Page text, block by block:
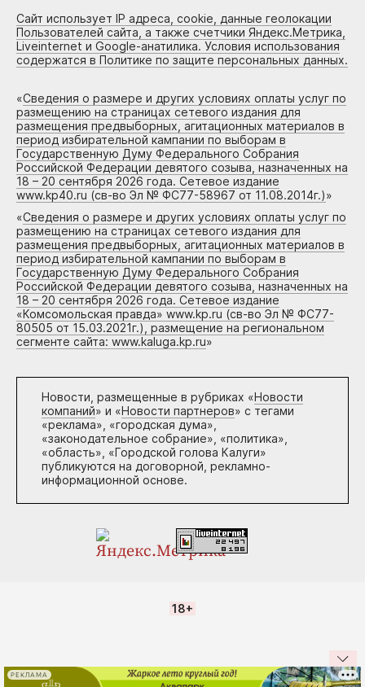
Сайт использует IP адреса, cookie, данные геолокации
Пользователей сайта, а также счетчики Яндекс.Метрика,
Liveinternet и Google-анатилика. Условия использования
содержатся в Политике по защите персональных данных.
«Сведения о размере и других условиях оплаты услуг по
размещению на страницах сетевого издания для
размещения предвыборных, агитационных материалов в
период избирательной кампании по выборам в
Государственную Думу Федерального Собрания
Российской Федерации девятого созыва, назначенных на
18 – 20 сентября 2026 года. Сетевое издание
www.kp40.ru (св-во Эл № ФС77-58967 от 11.08.2014г.)»
«Сведения о размере и других условиях оплаты услуг по
размещению на страницах сетевого издания для
размещения предвыборных, агитационных материалов в
период избирательной кампании по выборам в
Государственную Думу Федерального Собрания
Российской Федерации девятого созыва, назначенных на
18 – 20 сентября 2026 года. Сетевое издание
«Комсомольская правда» www.kp.ru (св-во Эл № ФС77-
80505 от 15.03.2021г.), размещение на региональном
сегменте сайта: www.kaluga.kp.ru»
Новости, размещенные в рубриках «Новости
компаний» и «Новости партнеров» с тегами
«реклама», «городская дума»,
«законодательное собрание», «политика»,
«область», «Городской голова Калуги»
публикуются на договорной, рекламно-
информационной основе.
18+
РЕКЛАМА